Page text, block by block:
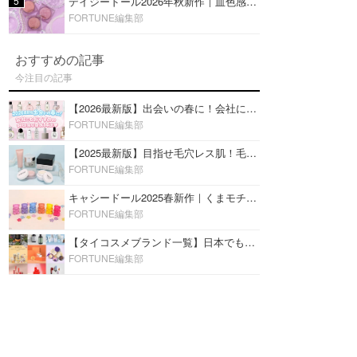
FORTUNE編集部
おすすめの記事
今注目の記事
【2026最新版】出会いの春に！会社にもおすすめの好印象な香水14選♡ビジネスの場での香水マナーも
FORTUNE編集部
【2025最新版】目指せ毛穴レス肌！毛穴を埋めて隠す「おすすめ部分用下地＆プライマー」ランキング♡
FORTUNE編集部
キャシードール2025春新作｜くまモチーフのミニリップ「シャイニーベア リップモイスト」をレビュー♡
FORTUNE編集部
【タイコスメブランド一覧】日本でも人気沸騰中の“タイコスメ”ブランド20選！
FORTUNE編集部